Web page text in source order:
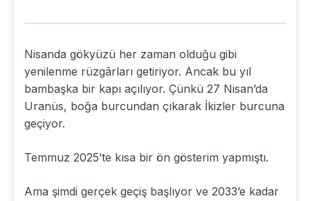
Nisanda gökyüzü her zaman olduğu gibi
yenilenme rüzgârları getiriyor. Ancak bu yıl
bambaşka bir kapı açılıyor. Çünkü 27 Nisan’da
Uranüs, boğa burcundan çıkarak İkizler burcuna
geçiyor.
Temmuz 2025’te kısa bir ön gösterim yapmıştı.
Ama şimdi gerçek geçiş başlıyor ve 2033’e kadar